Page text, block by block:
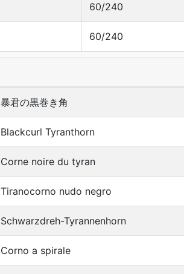
60/240
60/240
暴君の黒巻き角
Blackcurl Tyranthorn
Corne noire du tyran
Tiranocorno nudo negro
Schwarzdreh-Tyrannenhorn
Corno a spirale